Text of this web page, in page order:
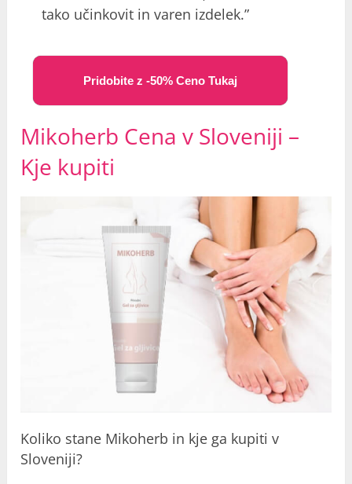
tako učinkovit in varen izdelek.”
Pridobite z -50% Ceno Tukaj
Mikoherb Cena v Sloveniji –
Kje kupiti
Koliko stane Mikoherb in kje ga kupiti v
Sloveniji?